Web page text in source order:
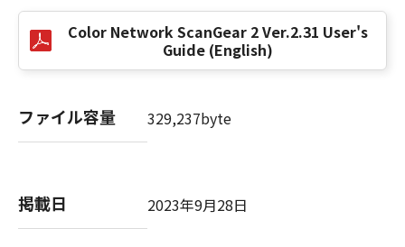
the SOFTWARE with only those rights set
forth herein. The manufacturer is Canon
Inc./30-2, Shimomaruko 3-chome, Ohta-ku,
本条項中で使用される"the SOFTWARE"とは、
本契約書中で定義される「本ソフトウェア」を
意味し、指し示すものとします。
10．分離可能性
本契約書のいずれかの条項またはその一部が法
律により無効であると決定された場合でも、そ
Color Network ScanGear 2 Ver.2.31 User's
Guide (English)
ファイル容量 329,237byte
掲載日 2023年9月28日